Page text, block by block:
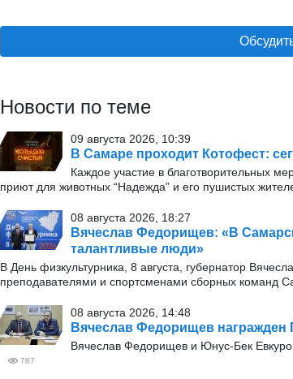
Новости по теме
09 августа 2026, 10:39
В Самаре проходит Котофест:
Каждое участие в благотворительных
приют для животных “Надежда” и его пушистых
08 августа 2026, 18:27
Вячеслав Федорищев: «В
талантливые люди»
В День физкультурника, 8 августа, губернатор
преподавателями и спортсменами сборных команд
08 августа 2026, 14:48
Вячеслав Федорищев
Вячеслав Федорищев и Юнус-Бек
787